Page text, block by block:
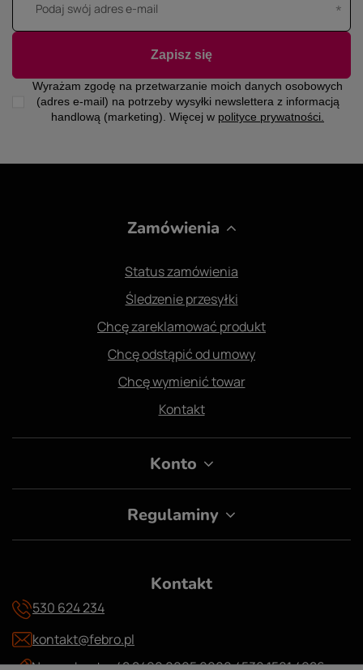
Podaj swój adres e-mail
Wyrażam zgodę na przetwarzanie moich danych osobowych
(adres e-mail) na potrzeby wysyłki newslettera z informacją
handlową (marketing). Więcej w polityce prywatności.
Zapisz się
Zamówienia
Status zamówienia
Śledzenie przesyłki
Chcę zareklamować produkt
Chcę odstąpić od umowy
Chcę wymienić towar
Kontakt
Konto
Regulaminy
Kontakt
530 624 234
kontakt@febro.pl